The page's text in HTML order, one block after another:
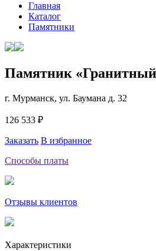
Главная
Каталог
Памятники
Памятник
г. Мурманск, ул. Баумана д. 32
126 533 ₽
Заказать В избранное
Способы платы
Отзывы клиентов
Характеристики